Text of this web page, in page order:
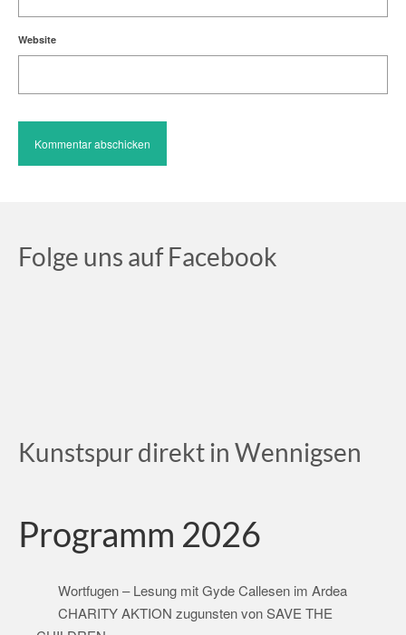
Website
Folge uns auf Facebook
Kunstspur direkt in Wennigsen
Programm 2026
Wortfugen – Lesung mit Gyde Callesen im Ardea
CHARITY AKTION zugunsten von SAVE THE